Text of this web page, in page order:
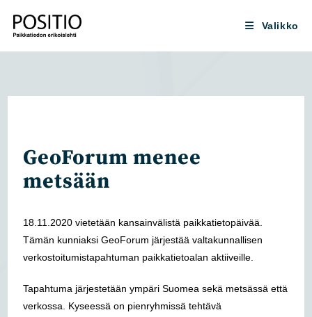
suoraan
sisältöön
Valikko
GeoForum menee
metsään
18.11.2020 vietetään kansainvälistä paikkatietopäivää.
Tämän kunniaksi GeoForum järjestää valtakunnallisen
verkostoitumistapahtuman paikkatietoalan aktiiveille.
Tapahtuma järjestetään ympäri Suomea sekä metsässä että
verkossa. Kyseessä on pienryhmissä tehtävä